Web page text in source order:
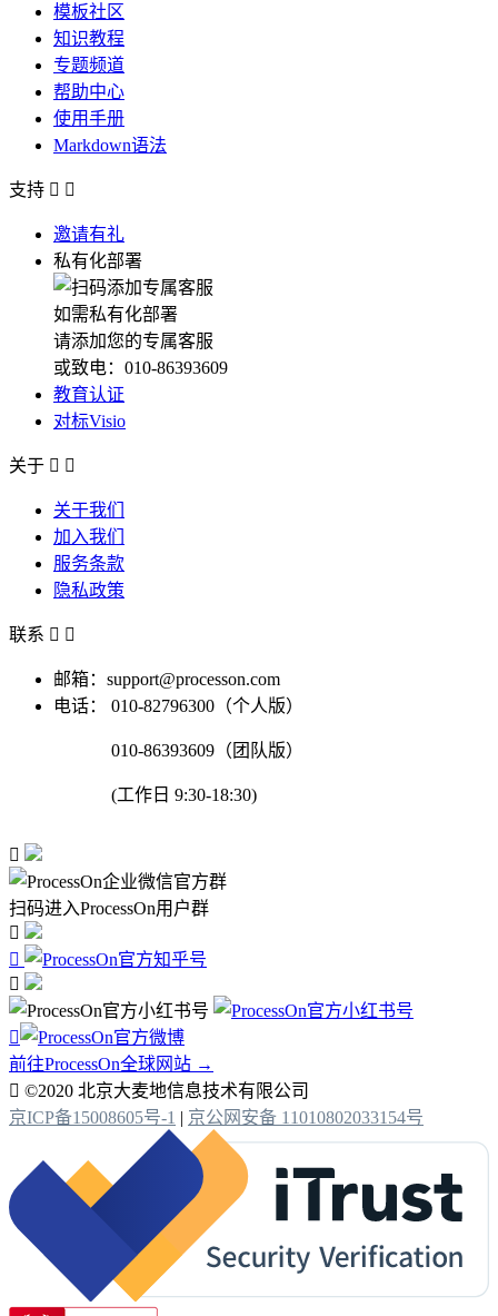
模板社区
知识教程
专题频道
帮助中心
使用手册
Markdown语法
支持  
邀请有礼
私有化部署
如需私有化部署
请添加您的专属客服
或致电：010-86393609
教育认证
对标Visio
关于  
关于我们
加入我们
服务条款
隐私政策
联系  
邮箱：support@processon.com
电话：
010-82796300（个人版）
010-86393609（团队版）
(工作日 9:30-18:30)

扫码进入ProcessOn用户群




前往ProcessOn全球网站 →
 ©2020 北京大麦地信息技术有限公司
京ICP备15008605号-1 | 京公网安备 11010802033154号